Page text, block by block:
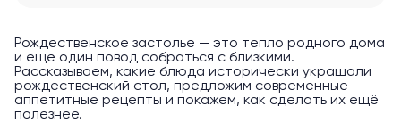
Рождественское застолье — это тепло родного дома
и ещё один повод собраться с близкими.
Рассказываем, какие блюда исторически украшали
рождественский стол, предложим современные
аппетитные рецепты и покажем, как сделать их ещё
полезнее.